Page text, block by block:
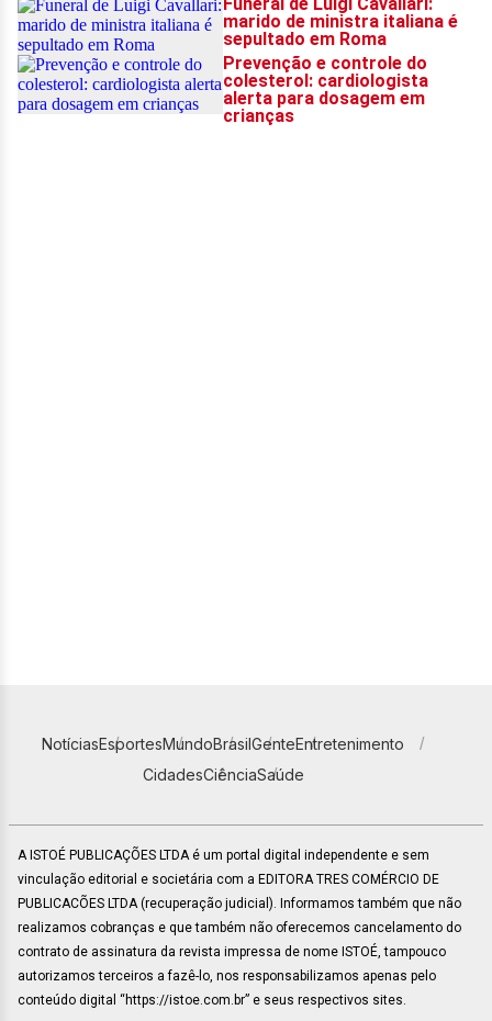
NotíciasEsportesMundoBrasilGenteEntretenimento
CidadesCiênciaSaúde
A ISTOÉ PUBLICAÇÕES LTDA é um portal digital independente e sem
vinculação editorial e societária com a EDITORA TRES COMÉRCIO DE
PUBLICACÕES LTDA (recuperação judicial). Informamos também que não
realizamos cobranças e que também não oferecemos cancelamento do
contrato de assinatura da revista impressa de nome ISTOÉ, tampouco
autorizamos terceiros a fazê-lo, nos responsabilizamos apenas pelo
conteúdo digital “https://istoe.com.br” e seus respectivos sites.